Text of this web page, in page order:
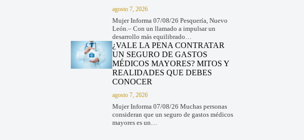
agosto 7, 2026
Mujer Informa 07/08/26 Pesquería, Nuevo
León.– Con un llamado a impulsar un
desarrollo más equilibrado…
¿VALE LA PENA CONTRATAR
UN SEGURO DE GASTOS
MÉDICOS MAYORES? MITOS Y
REALIDADES QUE DEBES
CONOCER
agosto 7, 2026
Mujer Informa 07/08/26 Muchas personas
consideran que un seguro de gastos médicos
mayores es un…